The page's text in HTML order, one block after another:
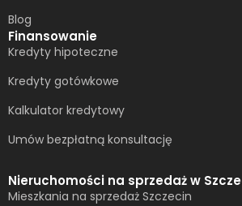
Blog
Finansowanie
Kredyty hipoteczne
Kredyty gotówkowe
Kalkulator kredytowy
Umów bezpłatną konsultację​
Nieruchomości na sprzedaż w
Mieszkania na sprzedaż Szczecin